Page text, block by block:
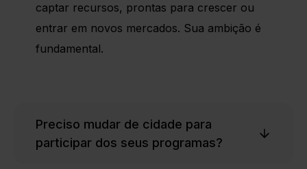
captar recursos, prontas para crescer ou
entrar em novos mercados. Sua ambição é
fundamental.
Preciso mudar de cidade para
participar dos seus programas?